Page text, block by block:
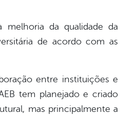
melhoria da qualidade da
de acordo com as
entre instituições e
tem planejado e criado
mas principalmente a